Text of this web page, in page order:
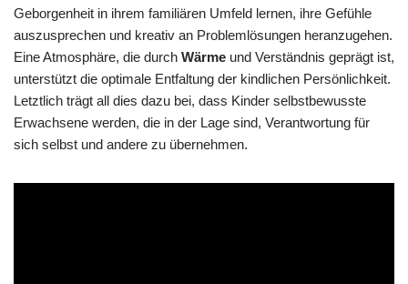
Geborgenheit in ihrem familiären Umfeld lernen, ihre Gefühle
auszusprechen und kreativ an Problemlösungen heranzugehen.
Eine Atmosphäre, die durch Wärme und Verständnis geprägt ist,
unterstützt die optimale Entfaltung der kindlichen Persönlichkeit.
Letztlich trägt all dies dazu bei, dass Kinder selbstbewusste
Erwachsene werden, die in der Lage sind, Verantwortung für
sich selbst und andere zu übernehmen.